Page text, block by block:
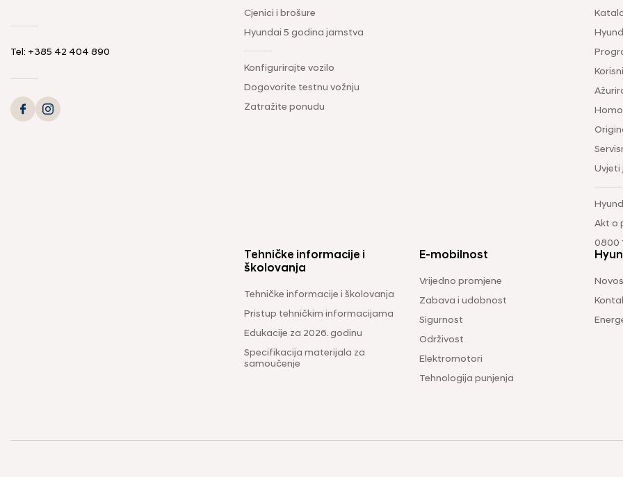
Tel: +385 42 404 890
Cjenici i brošure
Hyundai 5 godina jamstva
Konfigurirajte vozilo
Dogovorite testnu vožnju
Zatražite ponudu
Uvjeti
Akt o
0800
Tehničke informacije i
školovanja
Tehničke informacije i školovanja
Pristup tehničkim informacijama
Edukacije za 2026. godinu
Specifikacija materijala za
samoučenje
E-mobilnost
Vrijedno promjene
Zabava i udobnost
Sigurnost
Održivost
Elektromotori
Tehnologija punjenja